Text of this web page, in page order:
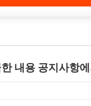
내용 공지사항